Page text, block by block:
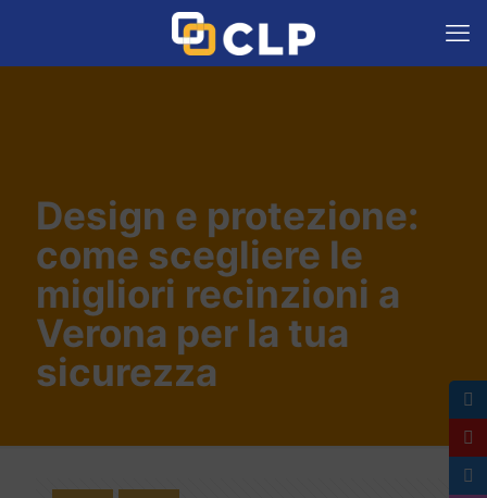
Design e protezione:
come scegliere le
migliori recinzioni a
Verona per la tua
sicurezza